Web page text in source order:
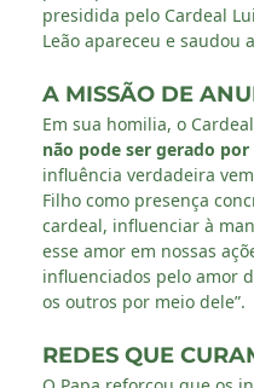
presidida pelo Cardeal
Leão apareceu e saudou
A MISSÃO DE
Em sua homilia, o
não pode ser gerado
influência verdadeira
Filho como presença
cardeal, influenciar à
esse amor em nossas
influenciados pelo amor
os outros por meio dele”.
REDES QUE